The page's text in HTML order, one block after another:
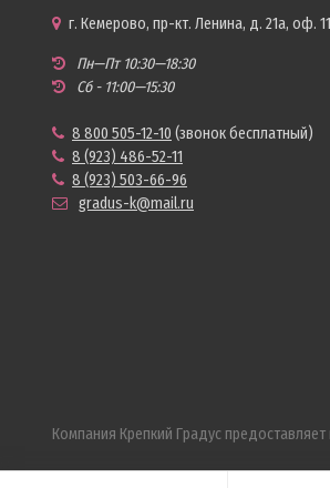
г. Кемерово, пр-кт. Ленина, д. 21а, оф.
Пн—Пт 10:30—18:30
Сб - 11:00—15:30
8 800 505-12-10 (звонок бесплатный)
8 (923) 486-52-11
8 (923) 503-66-96
gradus-k@mail.ru
Компания Крепкий Градус